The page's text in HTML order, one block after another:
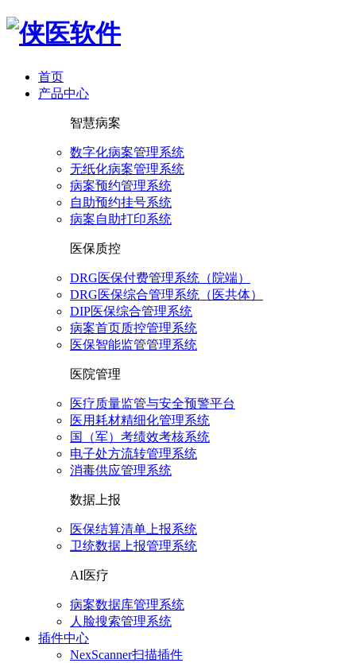
首页
产品中心
智慧病案
数字化病案管理系统
无纸化病案管理系统
病案预约管理系统
自助预约挂号系统
病案自助打印系统
医保质控
DRG医保付费管理系统（院端）
DRG医保综合管理系统（医共体）
DIP医保综合管理系统
病案首页质控管理系统
医保智能监管管理系统
医院管理
医疗质量监管与安全预警平台
医用耗材精细化管理系统
国（军）考绩效考核系统
电子处方流转管理系统
消毒供应管理系统
数据上报
医保结算清单上报系统
卫统数据上报管理系统
AI医疗
病案数据库管理系统
人脸搜索管理系统
插件中心
NexScanner扫描插件